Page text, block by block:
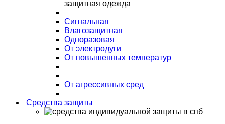
защитная одежда
Сигнальная
Влагозащитная
Одноразовая
От электродуги
От повышенных температур
От агрессивных сред
Средства защиты